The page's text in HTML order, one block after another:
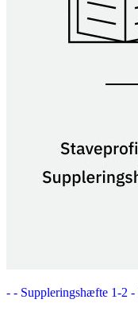
- - Suppleringshæfte 1-2 -